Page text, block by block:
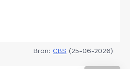
Bron: CBS (25-06-2026)